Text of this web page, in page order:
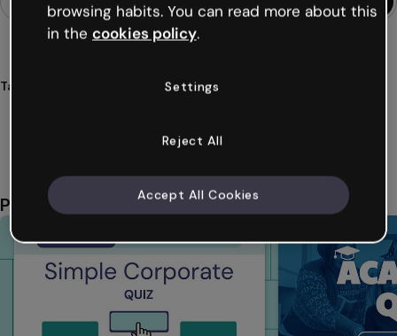
Tags
Potrebbe piacerti anche
browsing habits. You can read more about this
in the cookies policy.
Settings
Reject All
Accept All Cookies